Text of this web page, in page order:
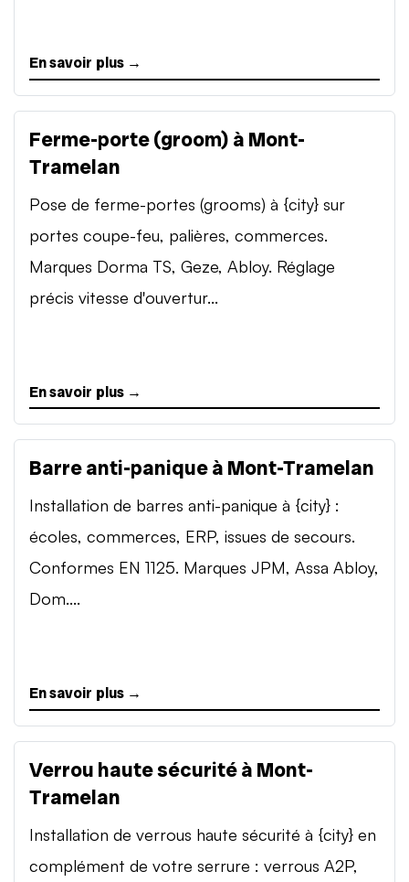
En savoir plus →
Ferme-porte (groom) à Mont-
Tramelan
Pose de ferme-portes (grooms) à {city} sur
portes coupe-feu, palières, commerces.
Marques Dorma TS, Geze, Abloy. Réglage
précis vitesse d'ouvertur...
En savoir plus →
Barre anti-panique à Mont-Tramelan
Installation de barres anti-panique à {city} :
écoles, commerces, ERP, issues de secours.
Conformes EN 1125. Marques JPM, Assa Abloy,
Dom....
En savoir plus →
Verrou haute sécurité à Mont-
Tramelan
Installation de verrous haute sécurité à {city} en
complément de votre serrure : verrous A2P,